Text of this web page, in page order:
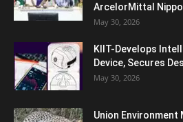
ArcelorMittal
May 30, 2026
KIIT-Develops
Device, Secures
May 30, 2026
Union